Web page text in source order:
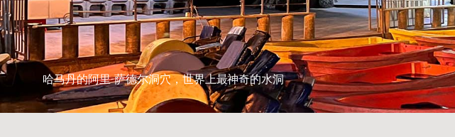
哈马丹的阿里-萨德尔洞穴，世界上最神奇的水洞